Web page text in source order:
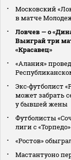
Московский
в матче
Ловчев — о
Выиграй три
«Красавец»
«Алания»
Экс‑футболист
может забрать
у бывшей жены
Футболисты
лиги с «Торпедо»
«Ростов»
Мастантуоно